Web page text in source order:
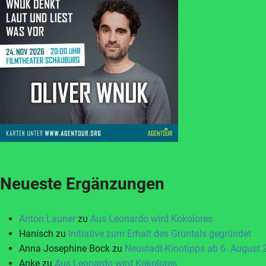
Neueste Ergänzungen
Anton Launer zu Aus Leonardo wird Kokolores
Hanisch zu Initiative zum Erhalt des Grüntals gegründet
Anna Josephine Bock zu Neustadt-Kinotipps ab 6. August
Anke zu Aus Leonardo wird Kokolores